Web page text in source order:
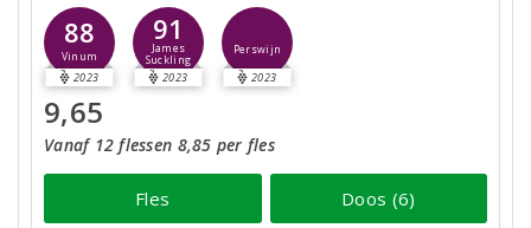
88
Vinum
2023
91
James
Suckling
2023
Perswijn
2023
9,65
Vanaf 12 flessen 8,85 per fles
Fles Doos (6)